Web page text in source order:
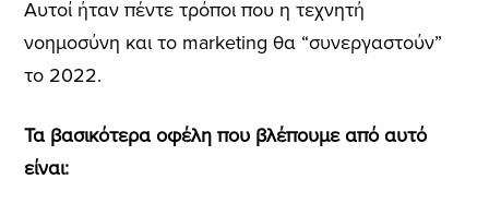
Αυτοί ήταν πέντε τρόποι που η τεχνητή
νοημοσύνη και το marketing θα “συνεργαστούν”
το 2022.
Τα βασικότερα οφέλη που βλέπουμε από αυτό
είναι: